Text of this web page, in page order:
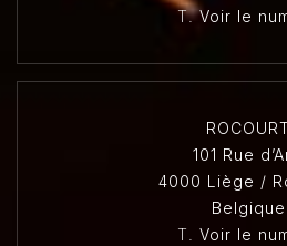
T.Voir le
101 Rue
4000 Liège /
Belgique
T. Voir le